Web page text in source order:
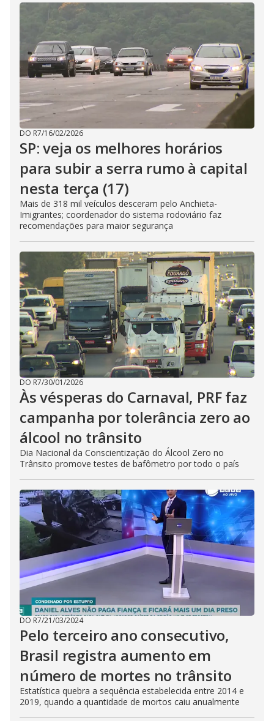
DO R7/16/02/2026
SP: veja os melhores horários
para subir a serra rumo à capital
nesta terça (17)
Mais de 318 mil veículos desceram pelo Anchieta-
Imigrantes; coordenador do sistema rodoviário faz
recomendações para maior segurança
DO R7/30/01/2026
Às vésperas do Carnaval, PRF faz
campanha por tolerância zero ao
álcool no trânsito
Dia Nacional da Conscientização do Álcool Zero no
Trânsito promove testes de bafômetro por todo o país
DO R7/21/03/2024
Pelo terceiro ano consecutivo,
Brasil registra aumento em
número de mortes no trânsito
Estatística quebra a sequência estabelecida entre 2014 e
2019, quando a quantidade de mortos caiu anualmente